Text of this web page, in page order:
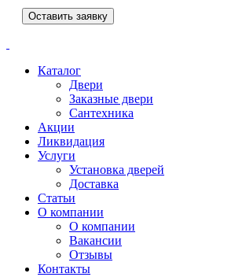
Каталог
Двери
Заказные двери
Сантехника
Акции
Ликвидация
Услуги
Установка дверей
Доставка
Статьи
О компании
О компании
Вакансии
Отзывы
Контакты